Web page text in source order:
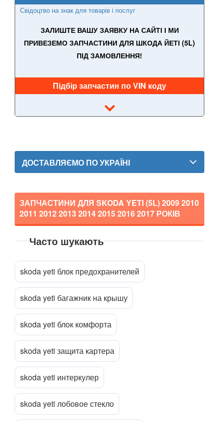
Свідоцтво на знак для товарів і послуг
ЗАЛИШТЕ ВАШУ ЗАЯВКУ НА САЙТІ І МИ
ПРИВЕЗЕМО ЗАПЧАСТИНИ ДЛЯ ШКОДА ЙЕТІ (5L)
ПІД ЗАМОВЛЕННЯ!
Підбір запчастин по VIN коду
attach_fileПрикріпити файл
ДОСТАВЛЯЄМО ПО УКРАЇНІ
ЗАПЧАСТИНИ ДЛЯ SKODA YETI (5L)2009 2010
2011 2012 2013 2014 2015 2016 2017 РОКІВ
Часто шукають
skoda yeti блок предохранителей
skoda yeti багажник на крышу
skoda yeti блок комфорта
skoda yeti защита картера
skoda yeti интеркулер
skoda yeti лобовое стекло